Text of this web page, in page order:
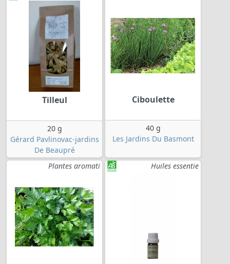
Tilleul
20 g
Gérard Pavlinovac-jardins
De Beaupré
Ciboulette
40 g
Les Jardins Du Basmont
Plantes aromati Huiles essentie